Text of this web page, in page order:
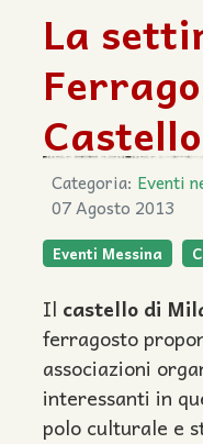
La
Categoria: Eventi
07 Agosto 2013
Eventi Messina
Il castello di
ferragosto
associazioni
interessanti in
polo culturale e